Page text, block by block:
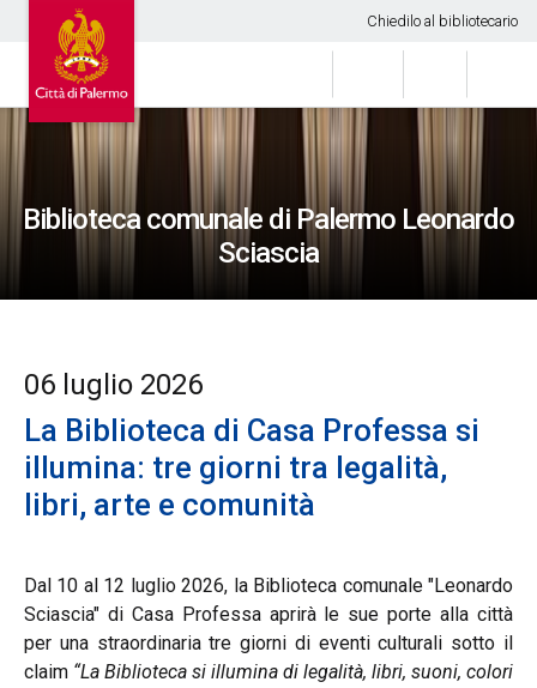
Chiedilo al bibliotecario
Biblioteca comunale di Palermo Leonardo
Sciascia
06 luglio 2026
La Biblioteca di Casa Professa si
illumina: tre giorni tra legalità,
libri, arte e comunità
Dal 10 al 12 luglio 2026, la Biblioteca comunale "Leonardo
Sciascia" di Casa Professa aprirà le sue porte alla città
per una straordinaria tre giorni di eventi culturali sotto il
claim “La Biblioteca si illumina di legalità, libri, suoni, colori